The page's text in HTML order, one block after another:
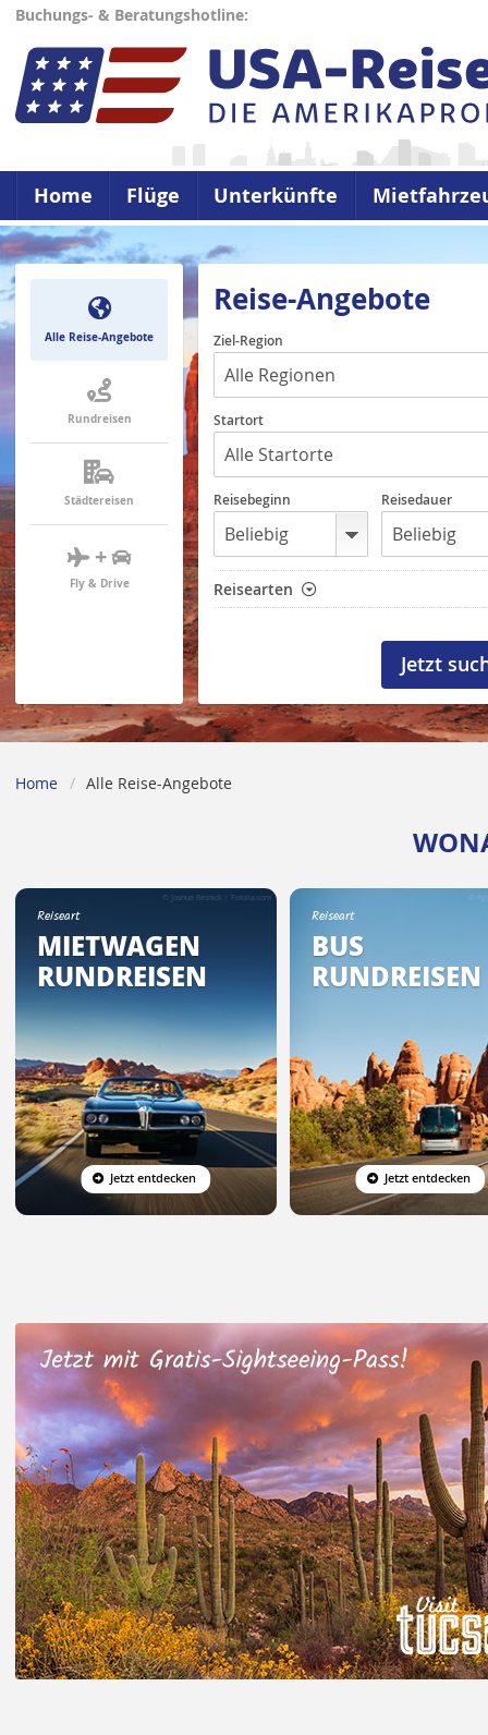
Buchungs- & Beratungshotline:
Home Flüge Unterkünfte
Alle Reise-Angebote
Rundreisen
Städtereisen
+
Fly & Drive
Reise-Angebote
Ziel-Region
Startort
Reisebeginn Reisedauer
Reisearten
Home Alle Reise-Angebote
Reiseart
MIETWAGEN
RUNDREISEN
Jetzt entdecken
© Joshua Resnick | Fotolia.com
Reiseart
BUS
RUNDREISEN
Jetzt entdecken
©